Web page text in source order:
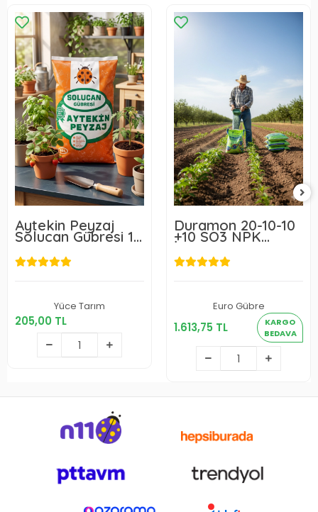
Aytekin Peyzaj
Solucan Gübresi 10
L
Yüce Tarım
205,00 TL
205,00 TL
Sepete Ekle
Duramon 20-10-10
+10 SO3 NPK
İnhibitörlü Yeşil -
Akıllı Gübre 25 Kg
Euro Gübre
1.613,75 TL
KARGO
BEDAVA
1.613,75 TL
Sepete Ekle